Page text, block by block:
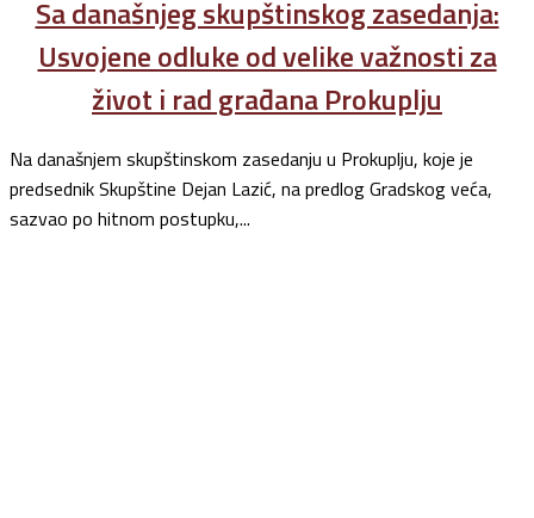
Sa današnjeg skupštinskog zasedanja:
Usvojene odluke od velike važnosti za
život i rad građana Prokuplju
Na današnjem skupštinskom zasedanju u Prokuplju, koje je
predsednik Skupštine Dejan Lazić, na predlog Gradskog veća,
sazvao po hitnom postupku,...